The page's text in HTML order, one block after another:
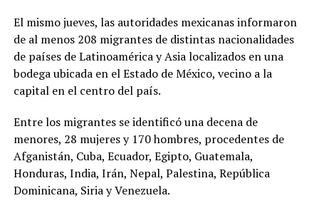
El mismo jueves, las autoridades mexicanas informaron
de al menos 208 migrantes de distintas nacionalidades
de países de Latinoamérica y Asia localizados en una
bodega ubicada en el Estado de México, vecino a la
capital en el centro del país.
Entre los migrantes se identificó una decena de
menores, 28 mujeres y 170 hombres, procedentes de
Afganistán, Cuba, Ecuador, Egipto, Guatemala,
Honduras, India, Irán, Nepal, Palestina, República
Dominicana, Siria y Venezuela.